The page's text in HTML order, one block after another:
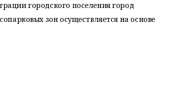
городского поселения город
зон осуществляется на основе